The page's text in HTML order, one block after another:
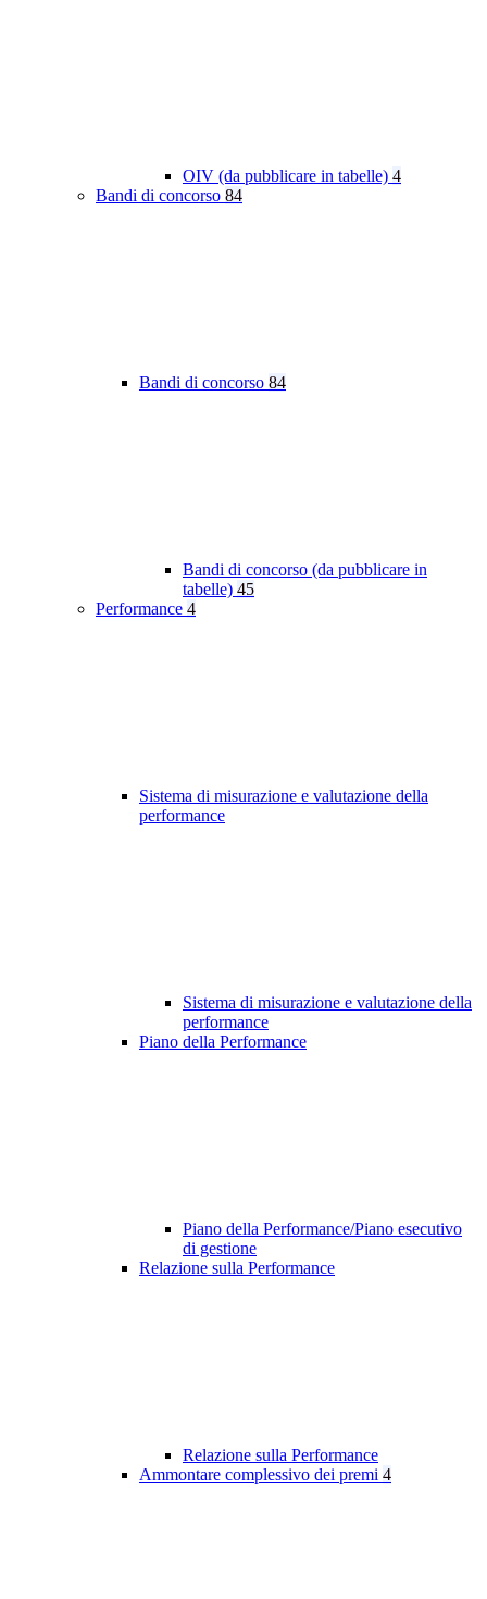
OIV (da pubblicare in tabelle) 4
Bandi di concorso 84
Bandi di concorso 84
Bandi di concorso (da pubblicare in
tabelle) 45
Performance 4
Sistema di misurazione e valutazione della
performance
Sistema di misurazione e valutazione della
performance
Piano della Performance
Piano della Performance/Piano esecutivo
di gestione
Relazione sulla Performance
Relazione sulla Performance
Ammontare complessivo dei premi 4